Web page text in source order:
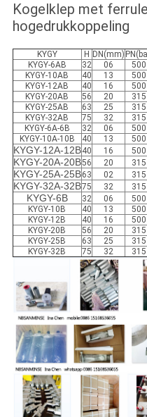
Kogelklep met
hogedrukkoppeling
KYGY H DN(mm)
KYGY-6AB
32 06
500
KYGY-10AB
40 13
500
KYGY-12AB
40 16
500
KYGY-20AB
56 20
315
KYGY-25AB
63 25
315
KYGY-32AB
75 32
315
KYGY-6A-6B
32 06
500
KYGY-10A-10B
40 13 500
KYGY-12A-12B40 16 500
KYGY-20A-20B56 20 315
KYGY-25A-25B63 02 315
KYGY-32A-32B75 32 315
KYGY-6B 32 06
500
KYGY-10B
40 13
500
KYGY-12B
40 16
500
KYGY-20B
56 20
315
KYGY-25B
63 25
315
KYGY-32B
75 32 315